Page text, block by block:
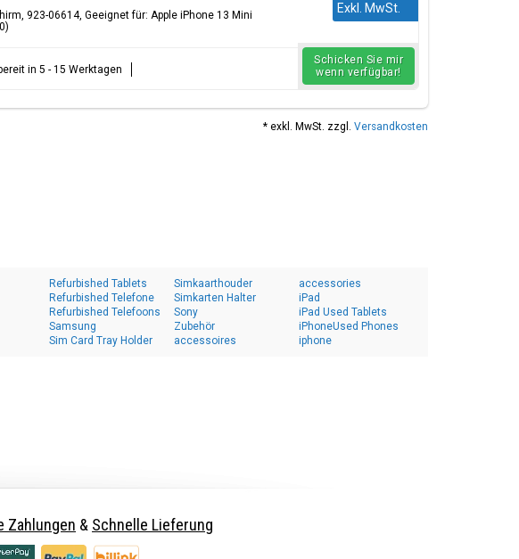
923-06614, Geeignet für: Apple iPhone 13 Mini
Exkl. MwSt.
in 5 - 15 Werktagen
Schicken Sie mir
wenn verfügbar!
* exkl. MwSt. zzgl. Versandkosten
Refurbished Tablets
Refurbished Telefone
Refurbished Telefoons
Samsung
Sim Card Tray Holder
Simkaarthouder
Simkarten Halter
Sony
Zubehör
accessoires
accessories
iPad
iPad Used Tablets
iPhoneUsed Phones
iphone
Zahlungen & Schnelle Lieferung